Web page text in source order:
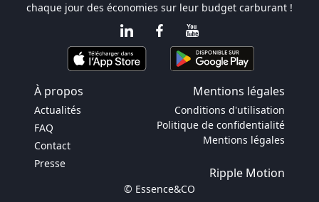
chaque jour des économies sur leur budget carburant !
À propos Mentions légales
Actualités
FAQ
Contact
Presse
Conditions d'utilisation
Politique de confidentialité
Mentions légales
Ripple Motion
© Essence&CO